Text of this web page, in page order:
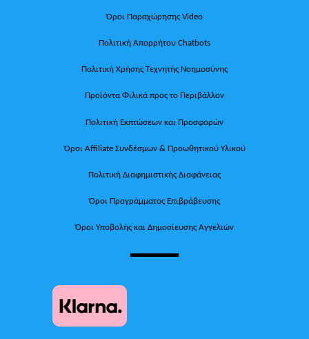
Όροι Παραχώρησης Video
Πολιτική Απορρήτου Chatbots
Πολιτική Χρήσης Τεχνητής Νοημοσύνης
Προϊόντα Φιλικά προς το Περιβάλλον
Πολιτική Εκπτώσεων και Προσφορών
Όροι Affiliate Συνδέσμων & Προωθητικού Υλικού
Πολιτική Διαφημιστικής Διαφάνειας
Όροι Προγράμματος Επιβράβευσης
Όροι Υποβολής και Δημοσίευσης Αγγελιών